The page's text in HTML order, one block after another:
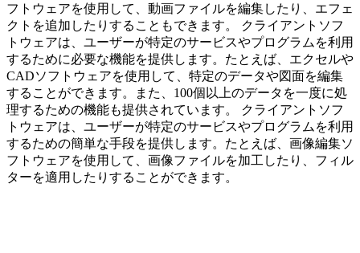
フトウェアを使用して、動画ファイルを編集したり、エフェ
クトを追加したりすることもできます。 クライアントソフ
トウェアは、ユーザーが特定のサービスやプログラムを利用
するために必要な機能を提供します。たとえば、エクセルや
CADソフトウェアを使用して、特定のデータや図面を編集
することができます。また、100個以上のデータを一度に処
理するための機能も提供されています。 クライアントソフ
トウェアは、ユーザーが特定のサービスやプログラムを利用
するための簡単な手段を提供します。たとえば、画像編集ソ
フトウェアを使用して、画像ファイルを加工したり、フィル
ターを適用したりすることができます。